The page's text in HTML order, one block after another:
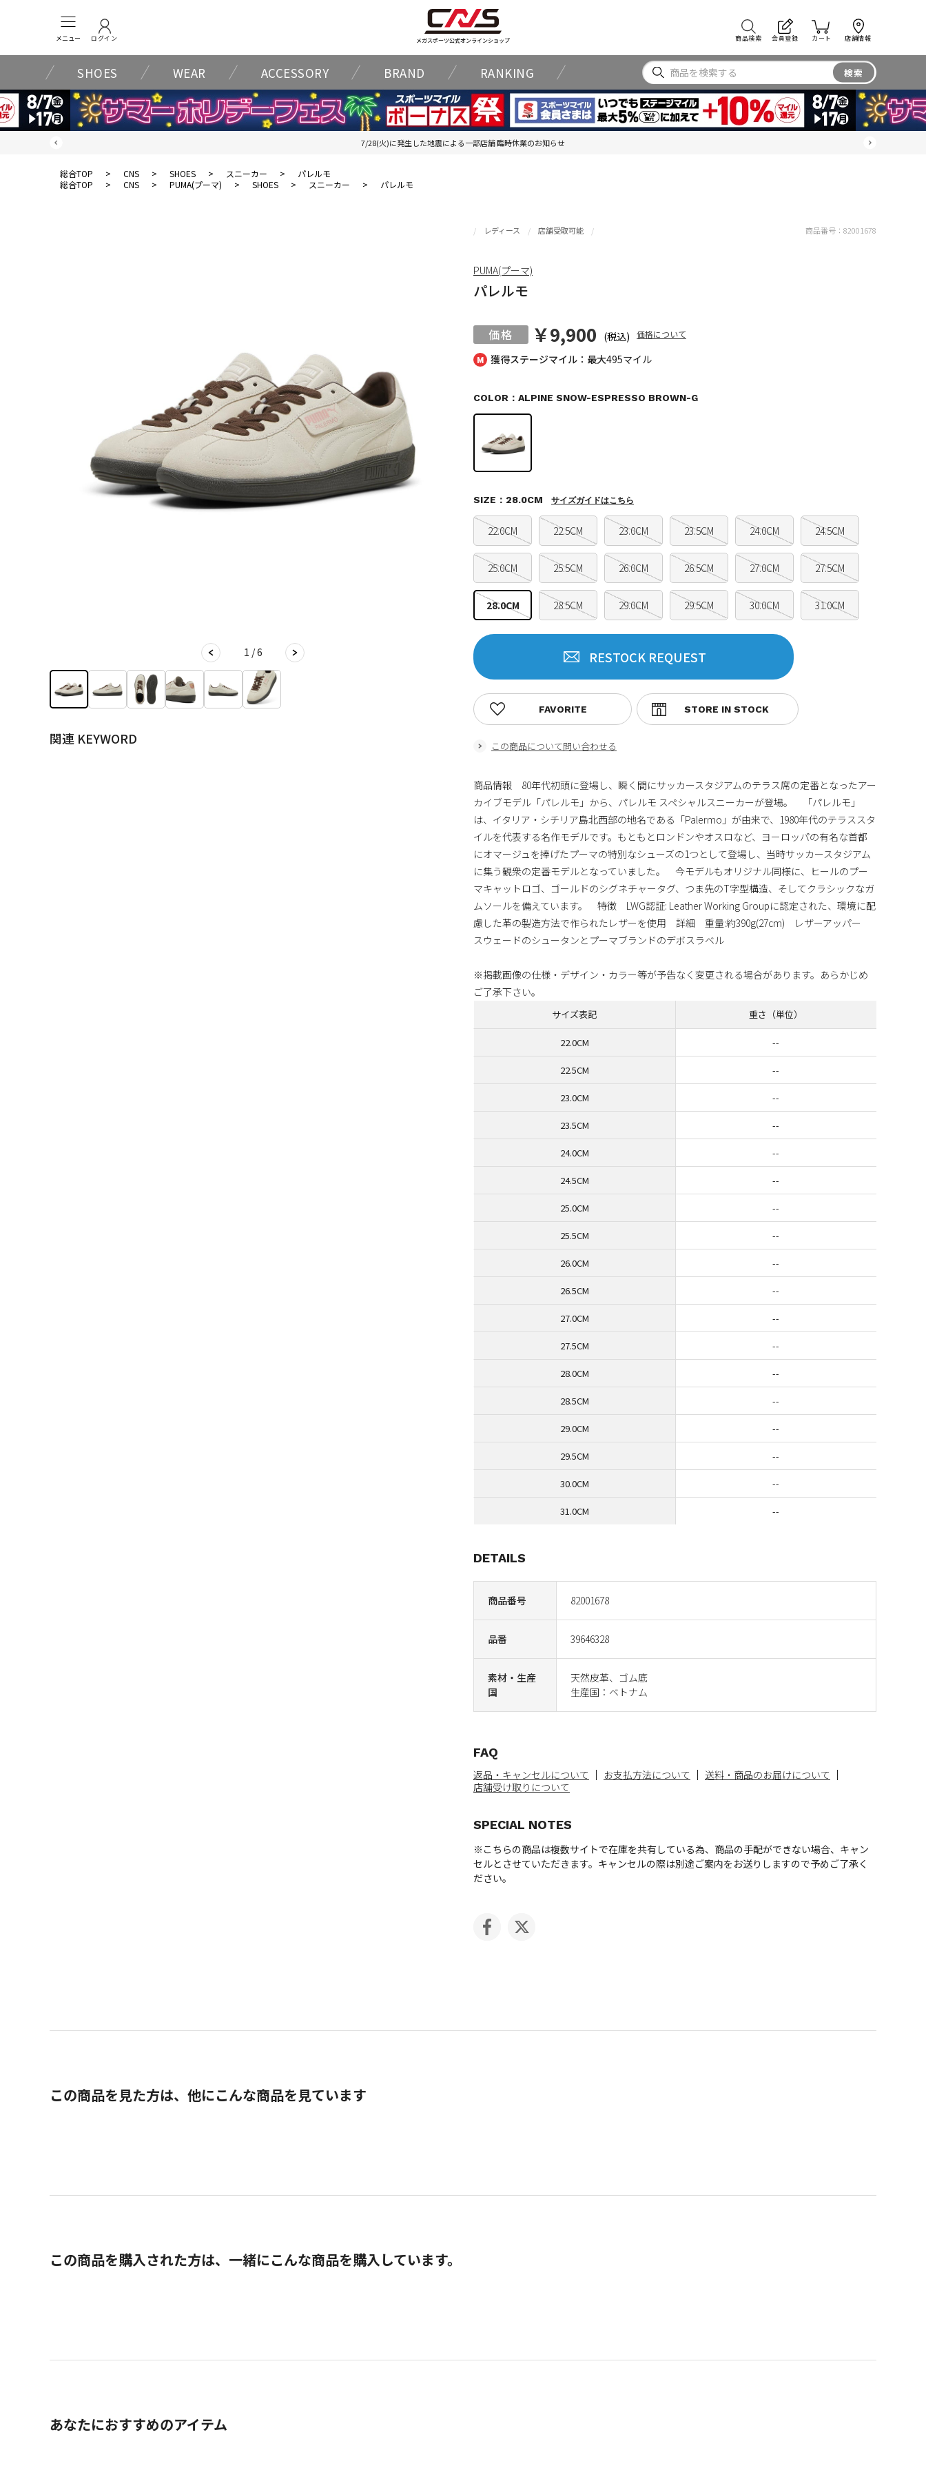
メニュー ログイン メガスポーツ公式オンラインショップ 商品検索 会員登録 カート 店舗情報
SHOES WEAR ACCESSORY BRAND RANKING 検索
7/28(火)に発生した地震による一部店舗 臨時休業のお知らせ
総合TOP > CNS > SHOES > スニーカー >
パレルモ
総合TOP
> CNS > PUMA(プーマ) > SHOES > スニーカー > パレルモ
1 / 6
関連 KEYWORD
獲得ステージマイル：最大495マイル
レディース 店舗受取可能
パレルモ
￥9,900 (税込) 価格について
商品番号 82001678
品番 39646328
素材・生産
国
天然皮革、ゴム底
生産国：ベトナム
COLOR：ALPINE SNOW-ESPRESSO BROWN-G
22.0CM 22.5CM 23.0CM 23.5CM 24.0CM 24.5CM
25.0CM 25.5CM 26.0CM 26.5CM 27.0CM 27.5CM
28.0CM 28.5CM 29.0CM 29.5CM 30.0CM 31.0CM
SIZE：28.0CM サイズガイドはこちら
RESTOCK REQUEST
この商品について問い合わせる
FAVORITE
商品番号： 82001678
PUMA(プーマ)
商品情報 80年代初頭に登場し、瞬く間にサッカースタジアムのテラス席の定番となったアー
カイブモデル「パレルモ」から、パレルモ スペシャルスニーカーが登場。 「パレルモ」
は、イタリア・シチリア島北西部の地名である「Palermo」が由来で、1980年代のテラススタ
イルを代表する名作モデルです。もともとロンドンやオスロなど、ヨーロッパの有名な首都
にオマージュを捧げたプーマの特別なシューズの1つとして登場し、当時サッカースタジアム
に集う観衆の定番モデルとなっていました。 今モデルもオリジナル同様に、ヒールのプー
マキャットロゴ、ゴールドのシグネチャータグ、つま先のT字型構造、そしてクラシックなガ
ムソールを備えています。 特徴 LWG認証: Leather Working Groupに認定された、環境に配
慮した革の製造方法で作られたレザーを使用 詳細 重量:約390g(27cm) レザーアッパー
スウェードのシュータンとプーマブランドのデボスラベル
※掲載画像の仕様・デザイン・カラー等が予告なく変更される場合があります。あらかじめ
ご了承下さい。
DETAILS
FAQ
返品・キャンセルについて お支払方法について
送料・商品のお届けについて
店舗受け取りについて
SPECIAL NOTES
※こちらの商品は複数サイトで在庫を共有している為、商品の手配ができない場合、キャン
セルとさせていただきます。キャンセルの際は別途ご案内をお送りしますので予めご了承く
ださい。
サイズ表記 重さ（単位）
22.0CM --
22.5CM --
23.0CM --
23.5CM --
24.0CM --
24.5CM --
25.0CM --
25.5CM --
26.0CM --
26.5CM --
27.0CM --
27.5CM --
28.0CM --
28.5CM --
29.0CM --
29.5CM --
30.0CM --
31.0CM --
この商品を見た方は、他にこんな商品を見ています
この商品を購入された方は、一緒にこんな商品を購入しています。
あなたにおすすめのアイテム